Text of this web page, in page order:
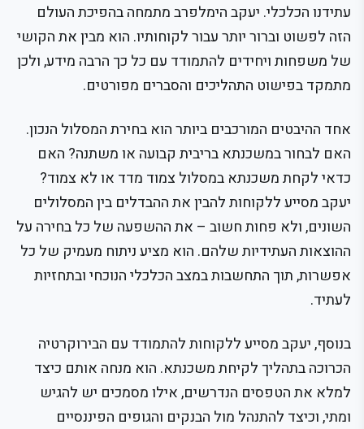
עתידנו הכלכלי. יעקב הימלפרב מתמחה בהפיכת העולם
הזה לפשוט וברור יותר עבור לקוחותיו. הוא מבין את הקושי
של משפחות ויחידים להתמודד עם כל כך הרבה מידע, ולכן
מתמקד בפישוט התהליכים והסברים מפורטים.
אחד ההיבטים המורכבים ביותר הוא בחירת המסלול הנכון.
האם לבחור במשכנתא בריבית קבועה או משתנה? האם
כדאי לקחת משכנתא במסלול צמוד מדד או לא צמוד?
יעקב מסייע ללקוחות להבין את ההבדלים בין המסלולים
השונים, ולא פחות חשוב – את ההשפעה של כל בחירה על
ההוצאות העתידיות שלהם. הוא מציע ניתוח מעמיק של כל
אפשרות, תוך התחשבות במצב הכלכלי הנוכחי ובתחזיות
לעתיד.
בנוסף, יעקב מסייע ללקוחות להתמודד עם הבירוקרטיה
הכרוכה בתהליך לקיחת משכנתא. הוא מנחה אותם כיצד
למלא את הטפסים הנדרשים, אילו מסמכים יש להגיש
ומתי, וכיצד להתנהל מול הבנקים והגופים הפיננסיים